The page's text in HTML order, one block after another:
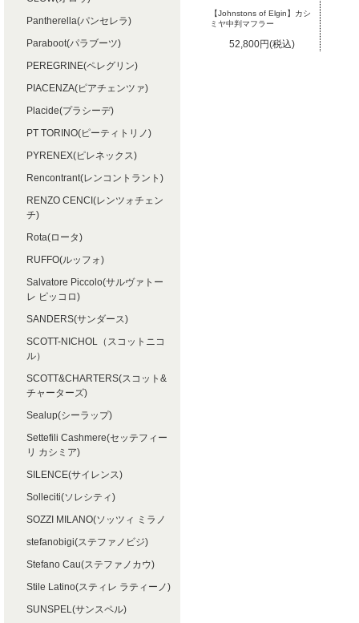
【Johnstons of Elgin】カシ
ミヤ中判マフラー
52,800円(税込)
Pantherella(パンセレラ)
Paraboot(パラブーツ)
PEREGRINE(ペレグリン)
PIACENZA(ピアチェンツァ)
Placide(プラシーデ)
PT TORINO(ピーティトリノ)
PYRENEX(ピレネックス)
Rencontrant(レンコントラント)
RENZO CENCI(レンツォチェン
チ)
Rota(ロータ)
RUFFO(ルッフォ)
Salvatore Piccolo(サルヴァトー
レ ピッコロ)
SANDERS(サンダース)
SCOTT-NICHOL（スコットニコ
ル）
SCOTT&CHARTERS(スコット&
チャーターズ)
Sealup(シーラップ)
Settefili Cashmere(セッテフィー
リ カシミア)
SILENCE(サイレンス)
Solleciti(ソレシティ)
SOZZI MILANO(ソッツィ ミラノ
stefanobigi(ステファノビジ)
Stefano Cau(ステファノカウ)
Stile Latino(スティレ ラティーノ)
SUNSPEL(サンスペル)